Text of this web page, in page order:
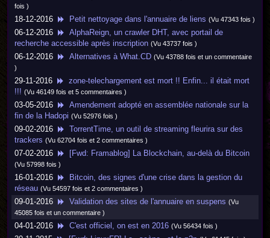
fois )
18-12-2016 Petit nettoyage dans l'annuaire de liens (Vu 47343 fois )
06-12-2016
AlphaReign, un crawler DHT, avec portail de
recherche accessible après inscription (Vu 43737 fois )
06-12-2016 Alternatives à What.CD (Vu 43788 fois et un commentaire
)
29-11-2016
zone-telechargement est mort !! Enfin... il était mort
!!! (Vu 46149 fois et 5 commentaires )
03-05-2016
Amendement adopté en assemblée nationale sur la
fin de la Hadopi (Vu 52976 fois )
09-02-2016
TorrentTime, un outil de streaming fleurira sur des
trackers (Vu 62704 fois et 2 commentaires )
07-02-2016 [Fwd: Framablog] La Blockchain, au-delà du Bitcoin
(Vu 57998 fois )
16-01-2016
Bitcoin, des signes d'une crise dans la gestion du
réseau (Vu 54597 fois et 2 commentaires )
09-01-2016 Validation des sites de l'annuaire en suspens (Vu
45085 fois et un commentaire )
04-01-2016 C'est officiel, on est en 2016 (Vu 56434 fois )